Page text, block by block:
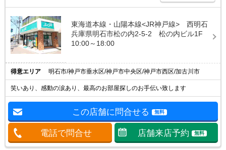
東海道本線・山陽本線<JR神戸線> 西明石
兵庫県明石市松の内2-5-2 松の内ビル1F
10:00～18:00
得意エリア 明石市/神戸市垂水区/神戸市中央区/神戸市西区/加古川市
笑いあり、感動の涙あり、最高のお部屋探しのお手伝い致します
この店舗に問合せる 無料
電話で問合せ 店舗来店予約 無料